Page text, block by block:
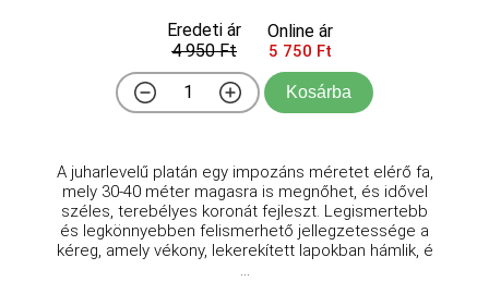
Eredeti ár
4 950 Ft
Online ár
5 750 Ft
Kosárba
A juharlevelű platán egy impozáns méretet elérő fa,
mely 30-40 méter magasra is megnőhet, és idővel
széles, terebélyes koronát fejleszt. Legismertebb
és legkönnyebben felismerhető jellegzetessége a
kéreg, amely vékony, lekerekített lapokban hámlik, é
...